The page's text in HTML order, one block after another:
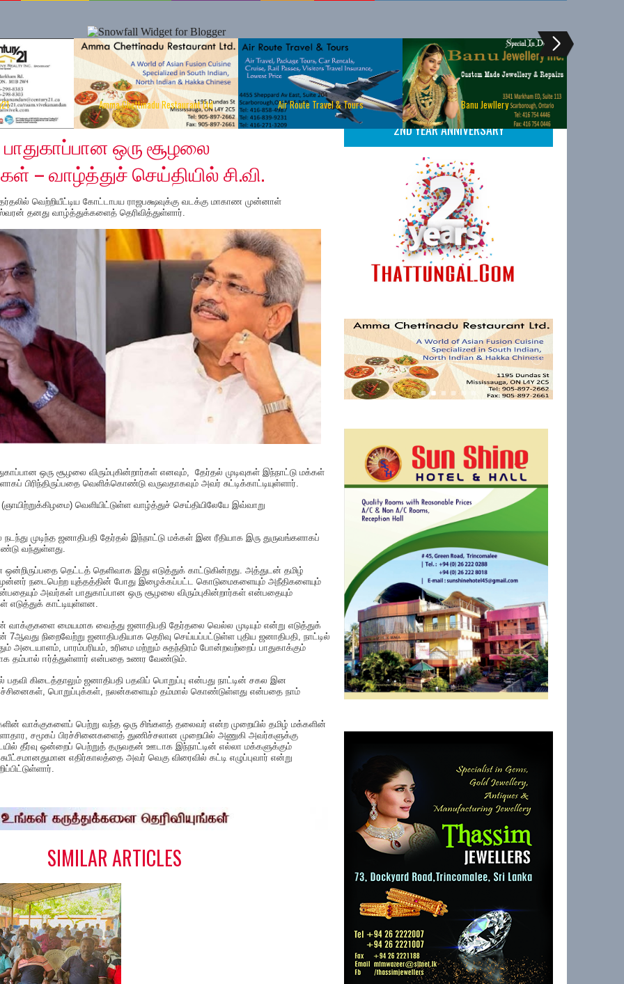
Amma Chettinadu Restaurant Ltd Air Route Travel & Tours Banu Jewllery
2019
ஒரு சூழலை
– வாழ்த்துச் செய்தியில் சி.வி.
வெற்றியீட்டிய கோட்டாபய ராஜபக்ஷவுக்கு வடக்கு மாகாண முன்னாள்
தனது வாழ்த்துக்களைத் தெரிவித்துள்ளார்.
ஒரு சூழலை விரும்புகின்றார்கள் எனவும், தேர்தல் முடிவுகள் இந்நாட்டு மக்கள்
பிரிந்திருப்பதை வெளிக்கொண்டு வருவதாகவும் அவர் சுட்டிக்காட்டியுள்ளார்.
வெளியிட்டுள்ள வாழ்த்துச் செய்தியிலேயே இவ்வாறு
நடந்து முடிந்த ஜனாதிபதி தேர்தல் இந்நாட்டு மக்கள் இன ரீதியாக இரு துருவங்களாகப்
வந்துள்ளது.
ஒன்றிருப்பதை தெட்டத் தெளிவாக இது எடுத்துக் காட்டுகின்றது. அத்துடன் தமிழ்
நடைபெற்ற யுத்தத்தின் போது இழைக்கப்பட்ட கொடுமைகளையும் அநீதிகளையும்
அவர்கள் பாதுகாப்பான ஒரு சூழலை விரும்புகின்றார்கள் என்பதையும்
எடுத்துக் காட்டியுள்ளன.
வாக்குகளை மையமாக வைத்து ஜனாதிபதி தேர்தலை வெல்ல முடியும் என்று எடுத்துக்
7ஆவது நிறைவேற்று ஜனாதிபதியாக தெரிவு செய்யப்பட்டுள்ள புதிய ஜனாதிபதி, நாட்டில்
அடையாளம், பாரம்பரியம், உரிமை மற்றும் சுதந்திரம் போன்றவற்றைப் பாதுகாக்கும்
தம்பால் ஈர்த்துள்ளார் என்பதை உணர வேண்டும்.
பதவி கிடைத்தாலும் ஜனாதிபதி பதவிப் பொறுப்பு என்பது நாட்டின் சகல இன
பொறுப்புக்கள், நலன்களையும் தம்மால் கொண்டுள்ளது என்பதை நாம்
வாக்குகளைப் பெற்று வந்த ஒரு சிங்களத் தலைவர் என்ற முறையில் தமிழ் மக்களின்
சமூகப் பிரச்சினைகளைத் துணிச்சலான முறையில் அணுகி அவர்களுக்கு
தீர்வு ஒன்றைப் பெற்றுத் தருவதன் ஊடாக இந்நாட்டின் எல்லா மக்களுக்கும்
எதிர்காலத்தை அவர் வெகு விரைவில் கட்டி எழுப்புவார் என்று
SIMILAR ARTICLES
2ND YEAR ANNIVERSARY